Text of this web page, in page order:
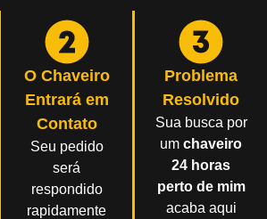
O Chaveiro
Entrará em
Contato
Seu pedido
será
respondido
rapidamente
Problema
Resolvido
Sua busca por
umchaveiro
24 horas
perto de mim
acaba aqui